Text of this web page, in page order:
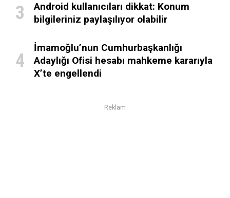
Android kullanıcıları dikkat: Konum
bilgileriniz paylaşılıyor olabilir
İmamoğlu’nun Cumhurbaşkanlığı
Adaylığı Ofisi hesabı mahkeme kararıyla
X’te engellendi
Reklam